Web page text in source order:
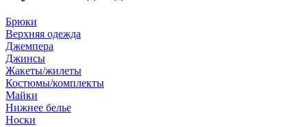
Брюки
Верхняя одежда
Джемпера
Джинсы
Жакеты/жилеты
Костюмы/комплекты
Майки
Нижнее белье
Носки